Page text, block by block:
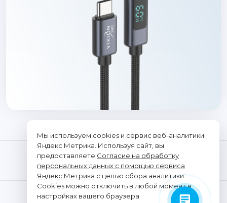
© "Vixion", 2026. Все права защищены
Мы используем cookies и сервис веб-аналитики
Яндекс.Метрика. Используя сайт, вы
предоставляете Согласие на обработку
персональных данных с помощью сервиса
Яндекс.Метрика с целью сбора аналитики.
Cookies можно отключить в любой момент в
настройках вашего браузера